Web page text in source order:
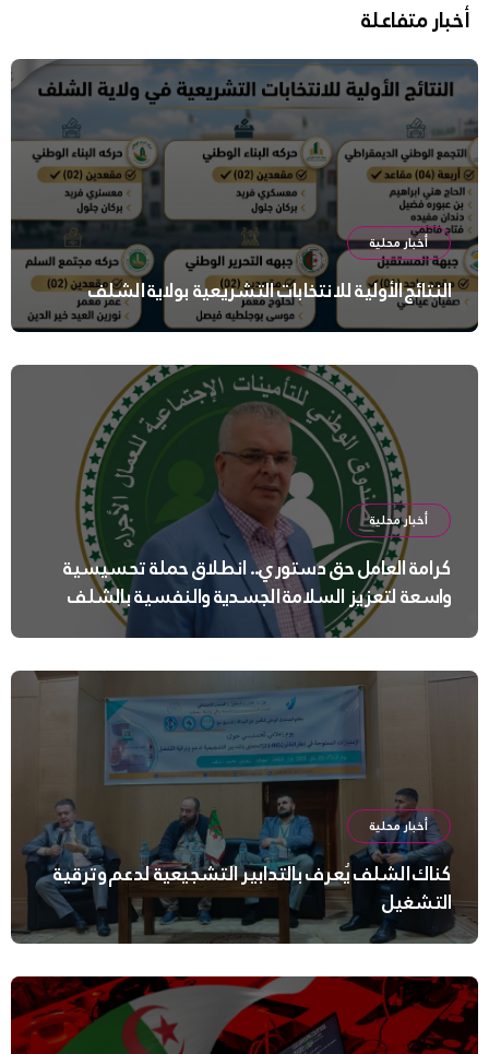
أخبار متفاعلة
أخبار محلية
النتائج الأولية للانتخابات التشريعية بولاية الشلف
أخبار محلية
كرامة العامل حق دستوري.. انطلاق حملة تحسيسية
واسعة لتعزيز السلامة الجسدية والنفسية بالشلف
أخبار محلية
كناك الشلف يُعرف بالتدابير التشجيعية لدعم وترقية
التشغيل